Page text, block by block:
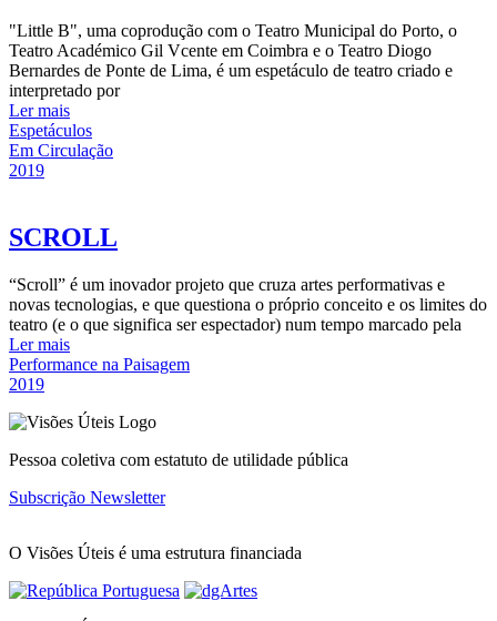
"Little B", uma coprodução com o Teatro Municipal do Porto, o
Teatro Académico Gil Vcente em Coimbra e o Teatro Diogo
Bernardes de Ponte de Lima, é um espetáculo de teatro criado e
interpretado por
Ler mais
Espetáculos
Em Circulação
2019
SCROLL
“Scroll” é um inovador projeto que cruza artes performativas e
novas tecnologias, e que questiona o próprio conceito e os limites do
teatro (e o que significa ser espectador) num tempo marcado pela
Ler mais
Performance na Paisagem
2019
Pessoa coletiva com estatuto de utilidade pública
Subscrição Newsletter
O Visões Úteis é uma estrutura financiada